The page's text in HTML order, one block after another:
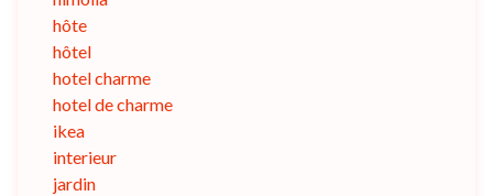
hôte
hôtel
hotel charme
hotel de charme
ikea
interieur
jardin